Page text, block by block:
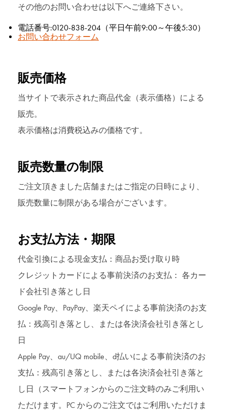
その他のお問い合わせは以下へご連絡下さい。
電話番号:0120-838-204（平日午前9:00～午後5:30）
お問い合わせフォーム
販売価格
当サイトで表示された商品代金（表示価格）による
販売。
表示価格は消費税込みの価格です。
販売数量の制限
ご注文頂きました店舗またはご指定の日時により、
販売数量に制限がある場合がございます。
お支払方法・期限
代金引換による現金支払：商品お受け取り時
クレジットカードによる事前決済のお支払： 各カー
ド会社引き落とし日
Google Pay、PayPay、楽天ペイによる事前決済のお支
払：残高引き落とし、または各決済会社引き落とし
日
Apple Pay、au/UQ mobile、d払いによる事前決済のお
支払：残高引き落とし、または各決済会社引き落と
し日（スマートフォンからのご注文時のみご利用い
ただけます。PC からのご注文ではご利用いただけま